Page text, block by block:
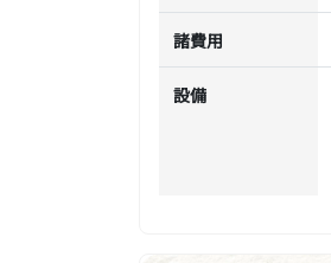
諸費用
設備